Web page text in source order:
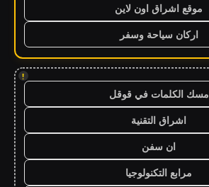
موقع اشراق اون لاين
اركان سياحة وسفر
!
مسك الكلمات في قوقل
اشراق التقنية
ان سفن
مرابع التكنولوجيا